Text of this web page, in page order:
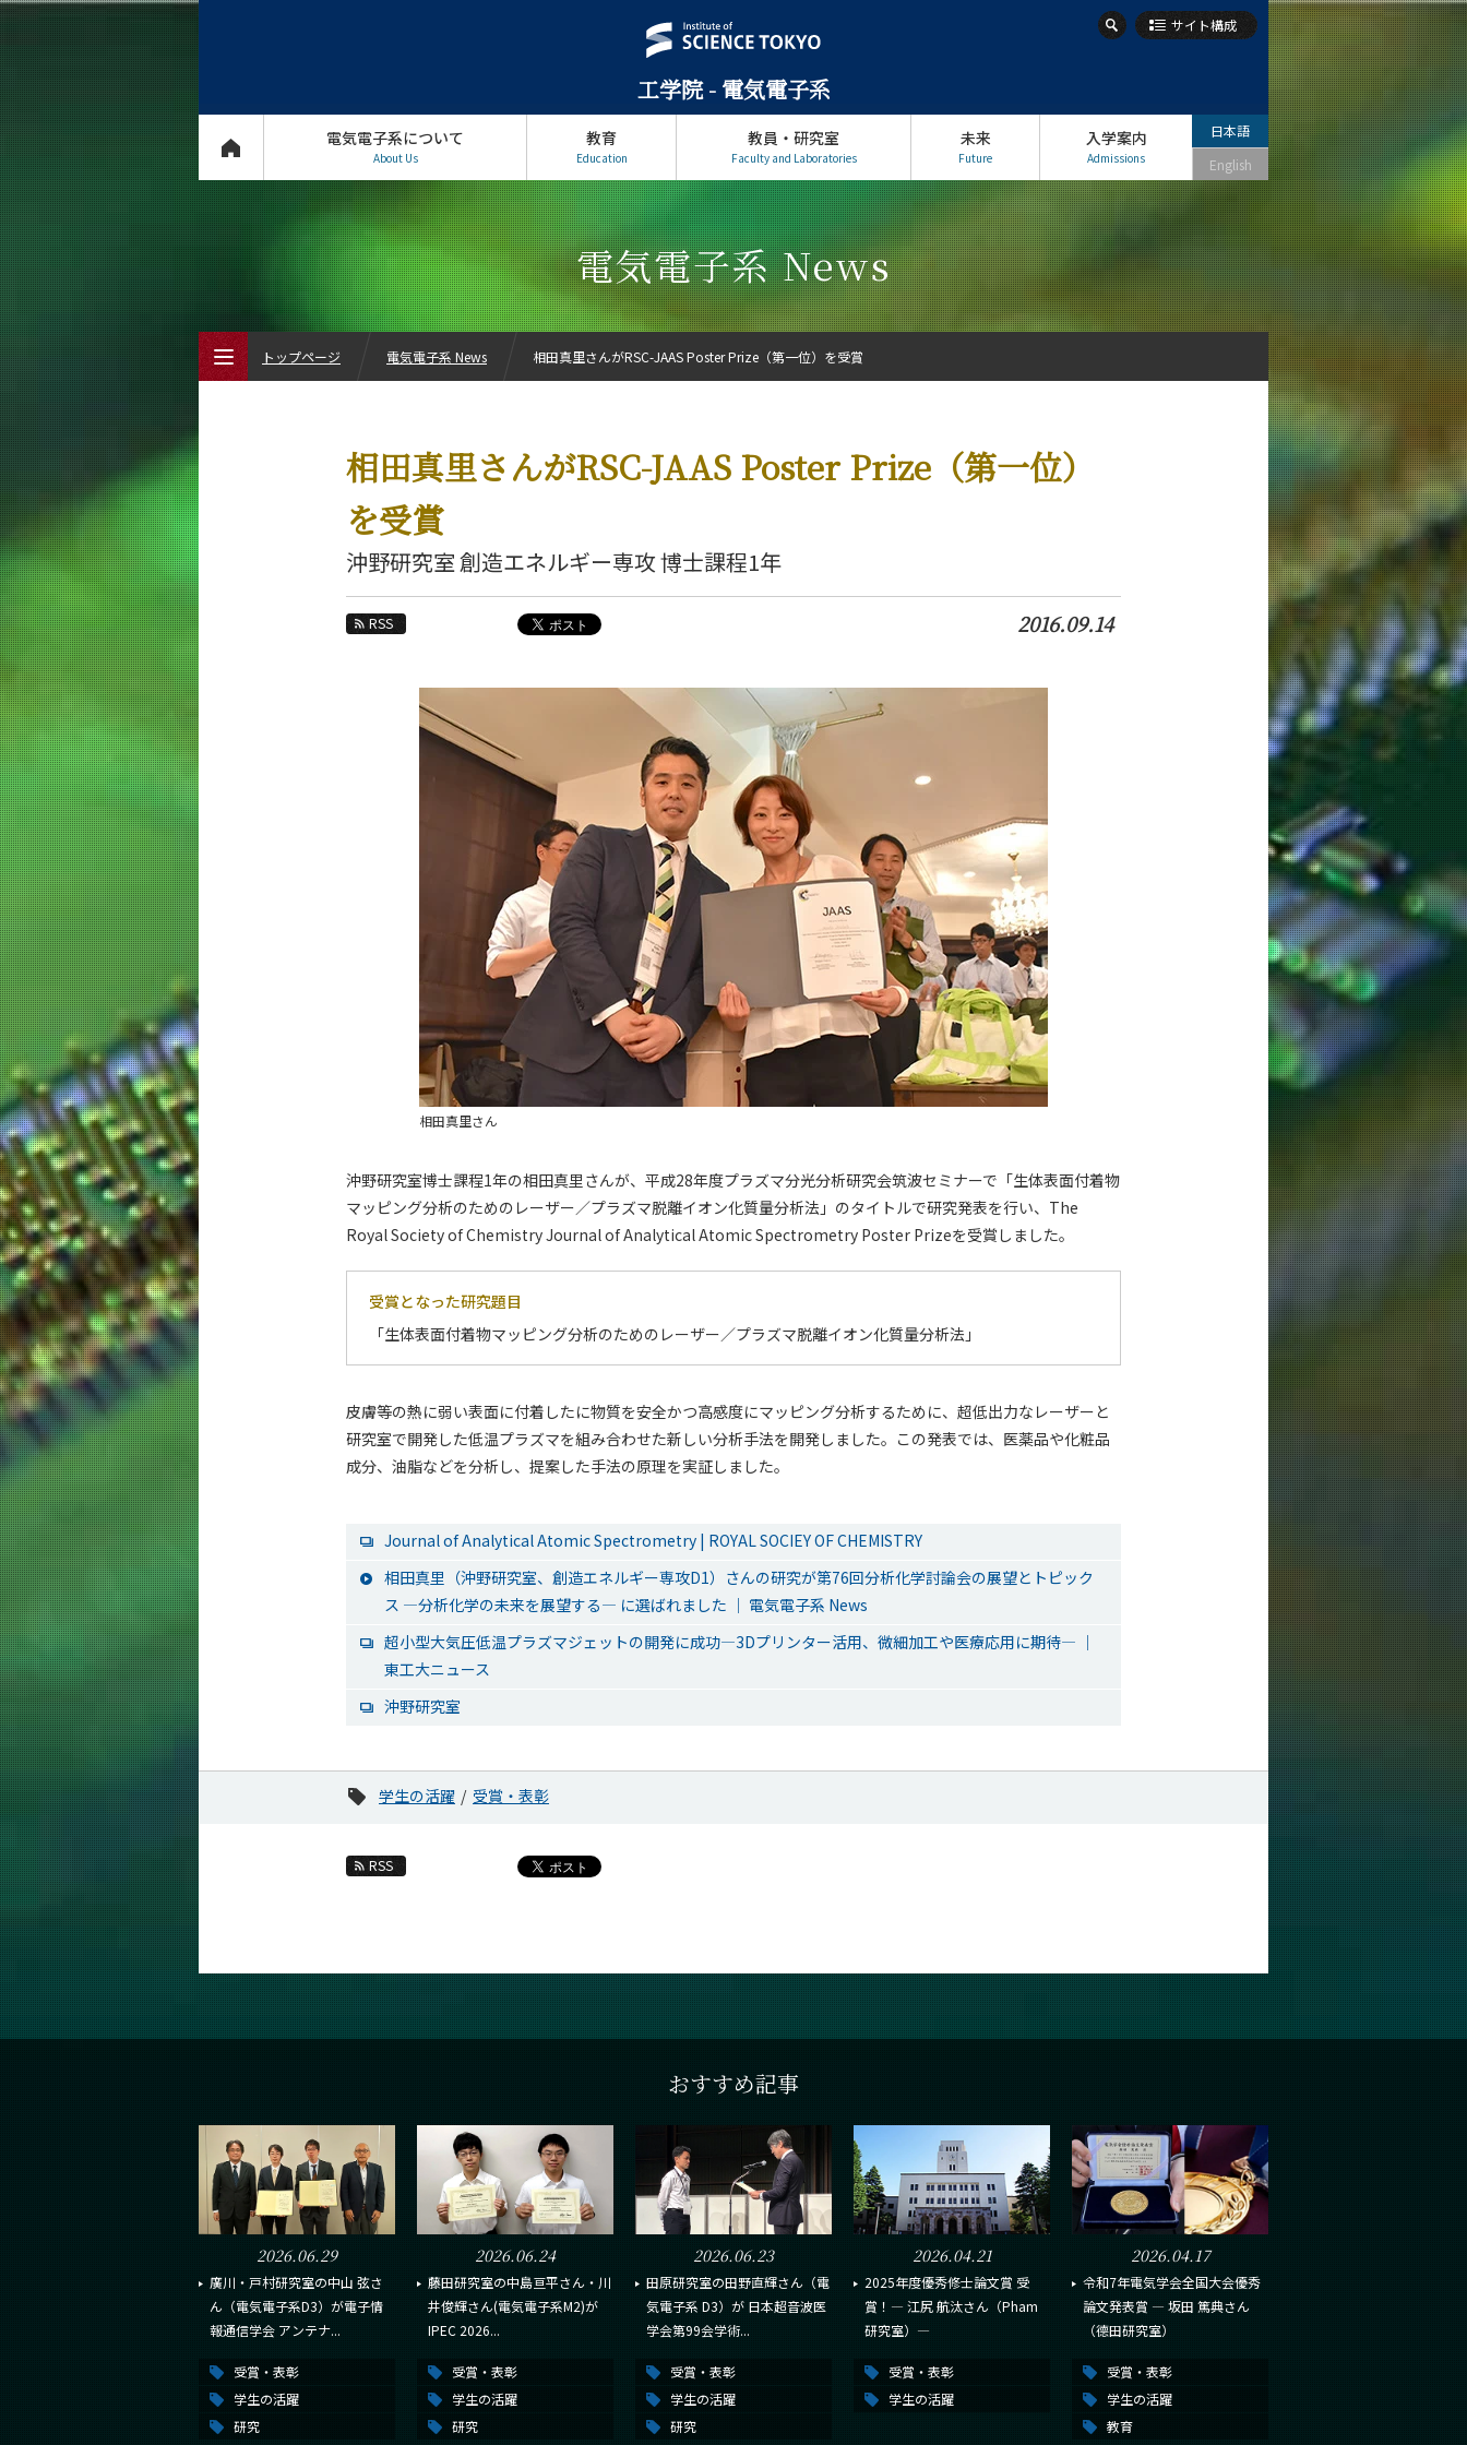
工学院 - 電気電子系
サイト構成
電気電子系について
About Us
教育
Education
教員・研究室
Faculty and Laboratories
未来
Future
入学案内
Admissions
日本語
English
電気電子系 News
相田真里さんがRSC-JAAS Poster Prize（第一位）
を受賞
沖野研究室 創造エネルギー専攻 博士課程1年
RSS 2016.09.14
相田真里さん
沖野研究室博士課程1年の相田真里さんが、平成28年度プラズマ分光分析研究会筑波セミナーで「生体表面付着物
マッピング分析のためのレーザー／プラズマ脱離イオン化質量分析法」のタイトルで研究発表を行い、The
Royal Society of Chemistry Journal of Analytical Atomic Spectrometry Poster Prizeを受賞しました。
受賞となった研究題目
「生体表面付着物マッピング分析のためのレーザー／プラズマ脱離イオン化質量分析法」
皮膚等の熱に弱い表面に付着したに物質を安全かつ高感度にマッピング分析するために、超低出力なレーザーと
研究室で開発した低温プラズマを組み合わせた新しい分析手法を開発しました。この発表では、医薬品や化粧品
成分、油脂などを分析し、提案した手法の原理を実証しました。
Journal of Analytical Atomic Spectrometry | ROYAL SOCIEY OF CHEMISTRY
相田真里（沖野研究室、創造エネルギー専攻D1）さんの研究が第76回分析化学討論会の展望とトピック
ス ―分析化学の未来を展望する― に選ばれました ｜ 電気電子系 News
超小型大気圧低温プラズマジェットの開発に成功―3Dプリンター活用、微細加工や医療応用に期待― ｜
東工大ニュース
沖野研究室
学生の活躍 受賞・表彰
RSS
おすすめ記事
2026.06.29
廣川・戸村研究室の中山 弦さ
ん（電気電子系D3）が電子情
報通信学会 アンテナ...
受賞・表彰
学生の活躍
研究
2026.06.24
藤田研究室の中島亘平さん・川
井俊輝さん(電気電子系M2)が
IPEC 2026...
受賞・表彰
学生の活躍
研究
2026.06.23
田原研究室の田野直輝さん（電
気電子系 D3）が 日本超音波医
学会第99会学術...
受賞・表彰
学生の活躍
研究
2026.04.21
2025年度優秀修士論文賞 受
賞！― 江尻 航汰さん（Pham
研究室）―
受賞・表彰
学生の活躍
2026.04.17
令和7年電気学会全国大会優秀
論文発表賞 ― 坂田 篤典さん
（德田研究室）
受賞・表彰
学生の活躍
教育
トップページ 電気電子系 News 相田真里さんがRSC-JAAS Poster Prize（第一位）を受賞
電気電子系について